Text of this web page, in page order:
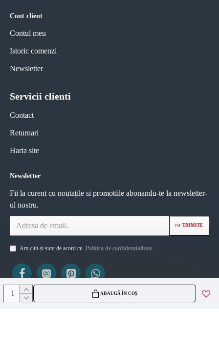
ADAUGĂ ÎN COȘ
Cont client
Contul meu
Istoric comenzi
Newsletter
Servicii clienti
Contact
Returnari
Harta site
Newsletter
Fii la curent cu noutațile si promotiile abonandu-te la newsletter-
ul nostru.
TRIMITE
Am citit și sunt de acord cu Politica de confidentialitate
ViZIO AGS SRL